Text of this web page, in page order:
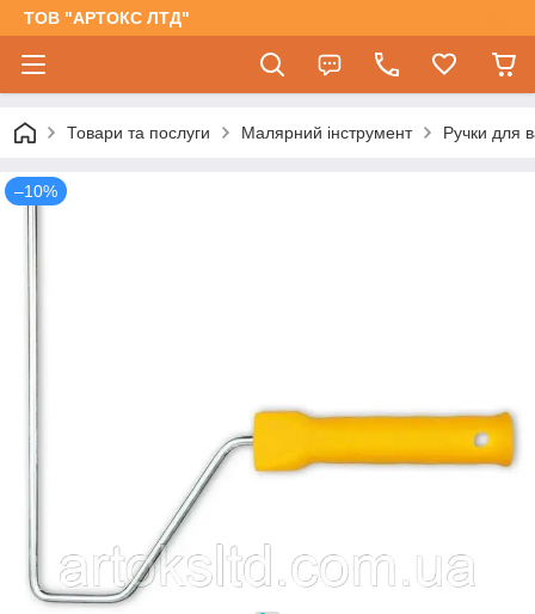
ТОВ "АРТОКС ЛТД"
Товари та послуги Малярний інструмент Ручки для
–10%